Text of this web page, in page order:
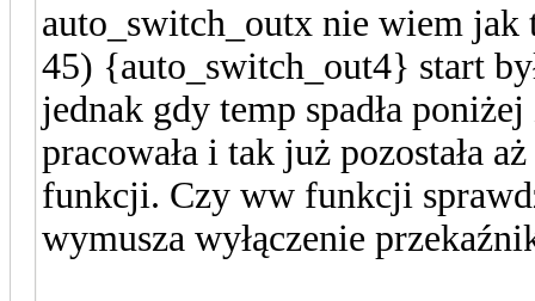
auto_switch_outx nie wiem jak
45) {auto_switch_out4} start
jednak gdy temp spadła
pracowała i tak już pozostała
funkcji. Czy ww funkcji
wymusza wyłączenie